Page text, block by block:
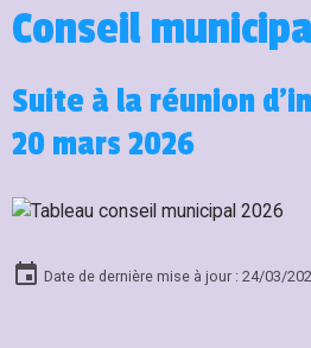
Conseil
Suite à la réunion
20 mars 2026
Date de dernière mise à jour : 24/03/